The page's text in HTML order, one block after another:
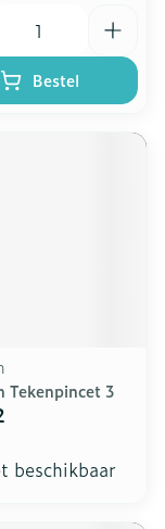
Bestel
Tekenpincet 3
beschikbaar